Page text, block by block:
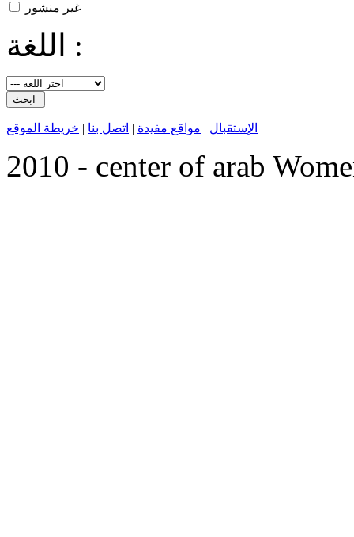
غير منشور
اللغة :
الإستقبال | مواقع مفيدة | اتصل بنا | خريطة الموقع
2010 - center of arab